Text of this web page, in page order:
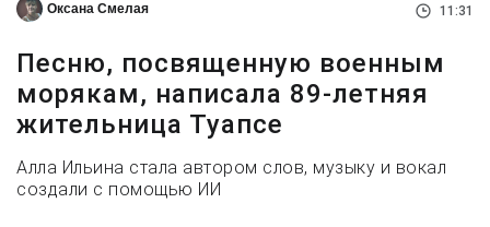
Оксана Смелая 11:31
Песню, посвященную военным
морякам, написала 89-летняя
жительница Туапсе
Алла Ильина стала автором слов, музыку и вокал
создали с помощью ИИ